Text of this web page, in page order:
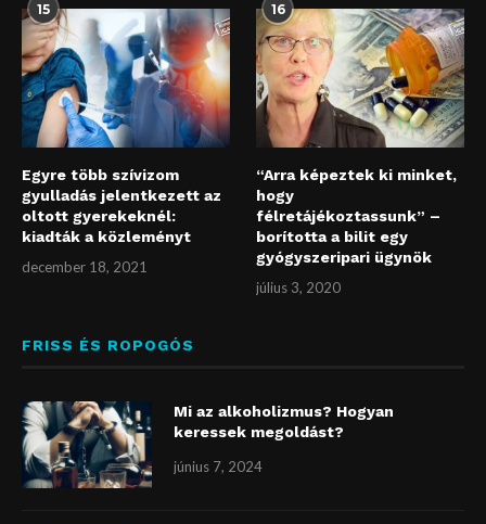
15
Egyre több szívizom
gyulladás jelentkezett az
oltott gyerekeknél:
kiadták a közleményt
december 18, 2021
16
“Arra képeztek ki minket,
hogy
félretájékoztassunk” –
borította a bilit egy
gyógyszeripari ügynök
július 3, 2020
FRISS ÉS ROPOGÓS
Mi az alkoholizmus? Hogyan
keressek megoldást?
június 7, 2024